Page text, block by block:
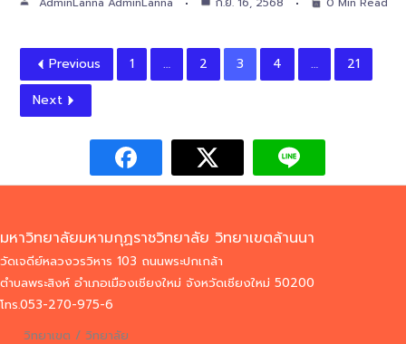
Previous 1 … 2 3 4 …
21
Next
มหาวิทยาลัยมหามกุฏราชวิทยาลัย วิทยาเขตล้านนา
วัดเจดีย์หลวงวรวิหาร 103 ถนนพระปกเกล้า
ตำบลพระสิงห์ อำเภอเมืองเชียงใหม่ จังหวัดเชียงใหม่ 50200
โทร.053-270-975-6
วิทยาเขต / วิทยาลัย